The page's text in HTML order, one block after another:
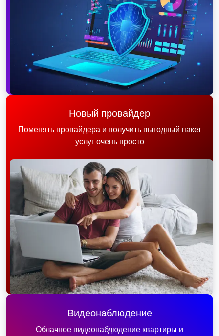
Новый провайдер
Поменять провайдера и получить выгодный пакет
услуг очень просто
Видеонаблюдение
Облачное видеонабдюдение квартиры и